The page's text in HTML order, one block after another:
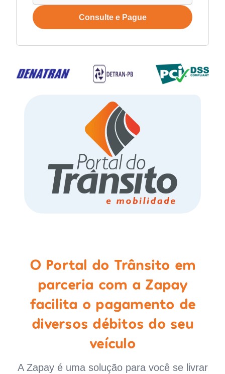
Consulte e Pague
O Portal do Trânsito em
parceria com a Zapay
facilita o pagamento de
diversos débitos do seu
veículo
A Zapay é uma solução para você se livrar